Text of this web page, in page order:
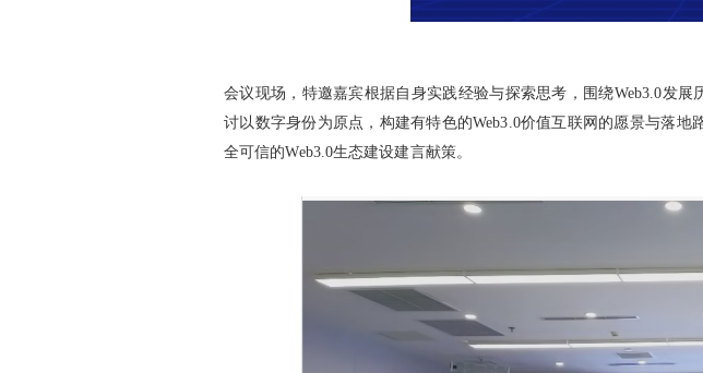
会议现场，特邀嘉宾根据自身实践经验与探索思考，围绕Web3.0发
讨以数字身份为原点，构建有特色的Web3.0价值互联网的愿景与落
全可信的Web3.0生态建设建言献策。